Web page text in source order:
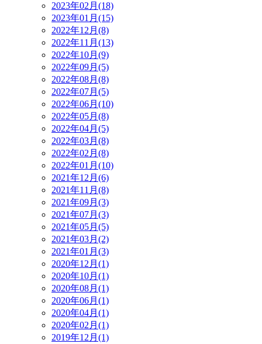
2023年02月(18)
2023年01月(15)
2022年12月(8)
2022年11月(13)
2022年10月(9)
2022年09月(5)
2022年08月(8)
2022年07月(5)
2022年06月(10)
2022年05月(8)
2022年04月(5)
2022年03月(8)
2022年02月(8)
2022年01月(10)
2021年12月(6)
2021年11月(8)
2021年09月(3)
2021年07月(3)
2021年05月(5)
2021年03月(2)
2021年01月(3)
2020年12月(1)
2020年10月(1)
2020年08月(1)
2020年06月(1)
2020年04月(1)
2020年02月(1)
2019年12月(1)